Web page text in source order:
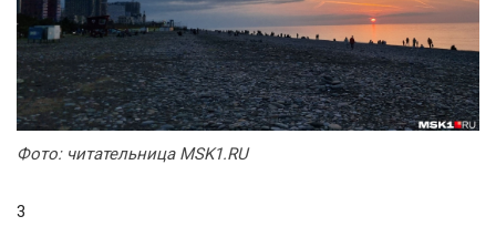
Фото: читательница MSK1.RU
3